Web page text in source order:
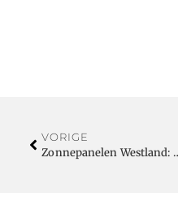
VORIGE
Zonnepanelen